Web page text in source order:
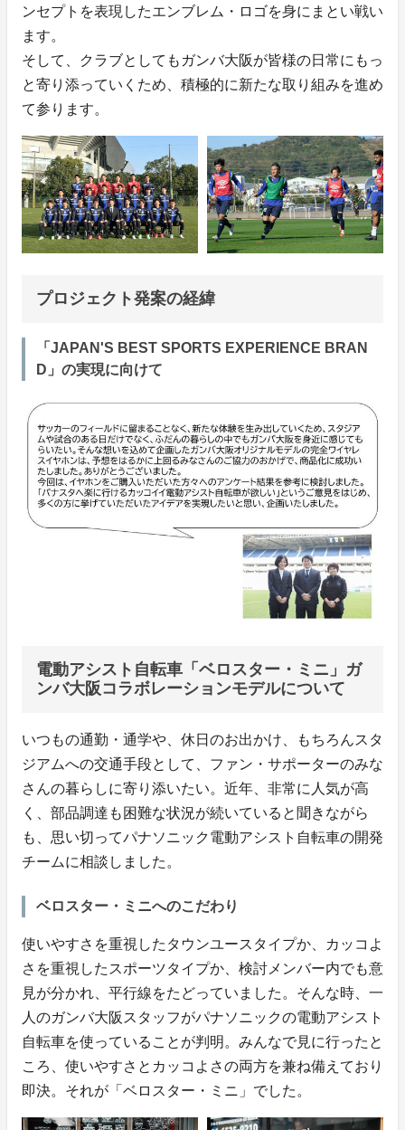
ンセプトを表現したエンブレム・ロゴを身にまとい戦い
ます。
そして、クラブとしてもガンバ大阪が皆様の日常にもっ
と寄り添っていくため、積極的に新たな取り組みを進め
て参ります。
プロジェクト発案の経緯
「JAPAN'S BEST SPORTS EXPERIENCE BRAN
D」の実現に向けて
電動アシスト自転車「ベロスター・ミニ」ガ
ンバ大阪コラボレーションモデルについて
いつもの通勤・通学や、休日のお出かけ、もちろんスタ
ジアムへの交通手段として、ファン・サポーターのみな
さんの暮らしに寄り添いたい。近年、非常に人気が高
く、部品調達も困難な状況が続いていると聞きながら
も、思い切ってパナソニック電動アシスト自転車の開発
チームに相談しました。
ベロスター・ミニへのこだわり
使いやすさを重視したタウンユースタイプか、カッコよ
さを重視したスポーツタイプか、検討メンバー内でも意
見が分かれ、平行線をたどっていました。そんな時、一
人のガンバ大阪スタッフがパナソニックの電動アシスト
自転車を使っていることが判明。みんなで見に行ったと
ころ、使いやすさとカッコよさの両方を兼ね備えており
即決。それが「ベロスター・ミニ」でした。